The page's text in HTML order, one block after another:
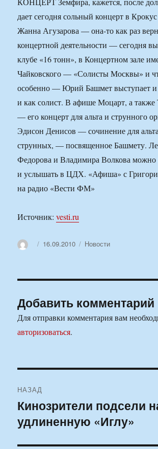
дает сегодня сольный концерт в
Жанна Агузарова — она-то как раз
концертной деятельности — сегодня
клубе «16 тонн», в Концертном зале
Чайковского — «Солисты Москвы» и
особенно — Юрий Башмет выступает и
и как солист. В афише Моцарт, а также
— его концерт для альта и струнного
Эдисон Денисов — сочинение для
струнных, — посвященное Башмету.
Федорова и Владимира Волкова можно
и услышать в ЦДХ. «Афиша» с
на радио «Вести ФМ»
Источник:vesti.ru
АвторОпубликовано
16.09.2010 Рубрики
Новости
Добавить комментарий
Для отправки комментария вам
авторизоваться.
по
записям
НАЗАД
Предыдущая
запись:
Кинозрители подсели
удлиненную «Иглу»